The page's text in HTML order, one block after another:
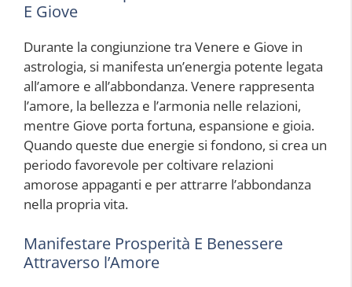
E Giove
Durante la congiunzione tra Venere e Giove in
astrologia, si manifesta un’energia potente legata
all’amore e all’abbondanza. Venere rappresenta
l’amore, la bellezza e l’armonia nelle relazioni,
mentre Giove porta fortuna, espansione e gioia.
Quando queste due energie si fondono, si crea un
periodo favorevole per coltivare relazioni
amorose appaganti e per attrarre l’abbondanza
nella propria vita.
Manifestare Prosperità E Benessere
Attraverso l’Amore